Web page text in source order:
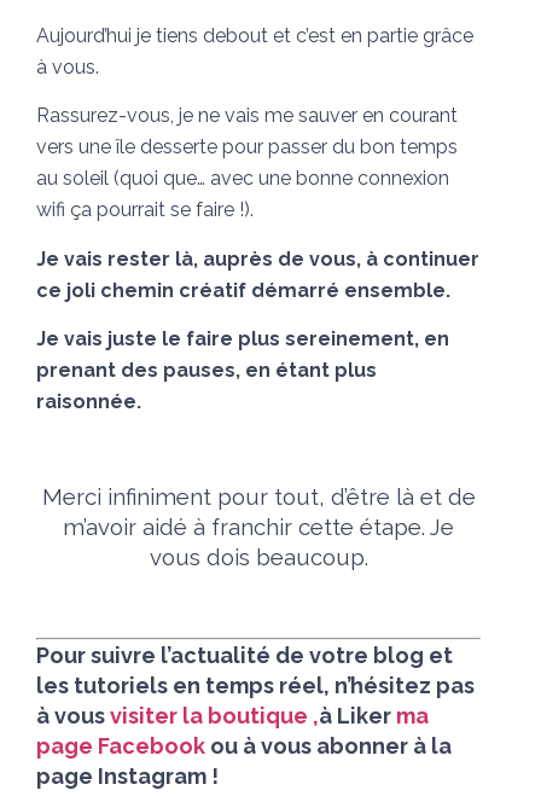
Aujourd’hui je tiens debout et c’est en partie grâce
à vous.
Rassurez-vous, je ne vais me sauver en courant
vers une île desserte pour passer du bon temps
au soleil (quoi que… avec une bonne connexion
wifi ça pourrait se faire !).
Je vais rester là, auprès de vous, à continuer
ce joli chemin créatif démarré ensemble.
Je vais juste le faire plus sereinement, en
prenant des pauses, en étant plus
raisonnée.
Merci infiniment pour tout, d’être là et de
m’avoir aidé à franchir cette étape. Je
vous dois beaucoup.
Pour suivre l’actualité de votre blog et
les tutoriels en temps réel, n’hésitez pas
à vousvisiter la boutique ,à Liker ma
page Facebook ou à vous abonner à la
page Instagram !